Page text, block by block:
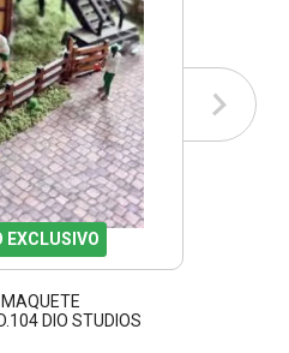
EXCLUSIVO
DIO STUDIOS